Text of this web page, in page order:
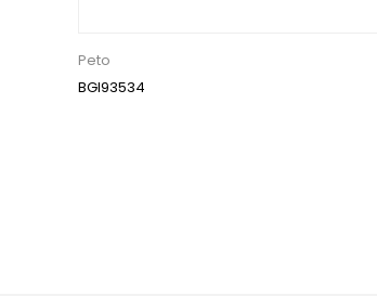
Peto
BGI93534